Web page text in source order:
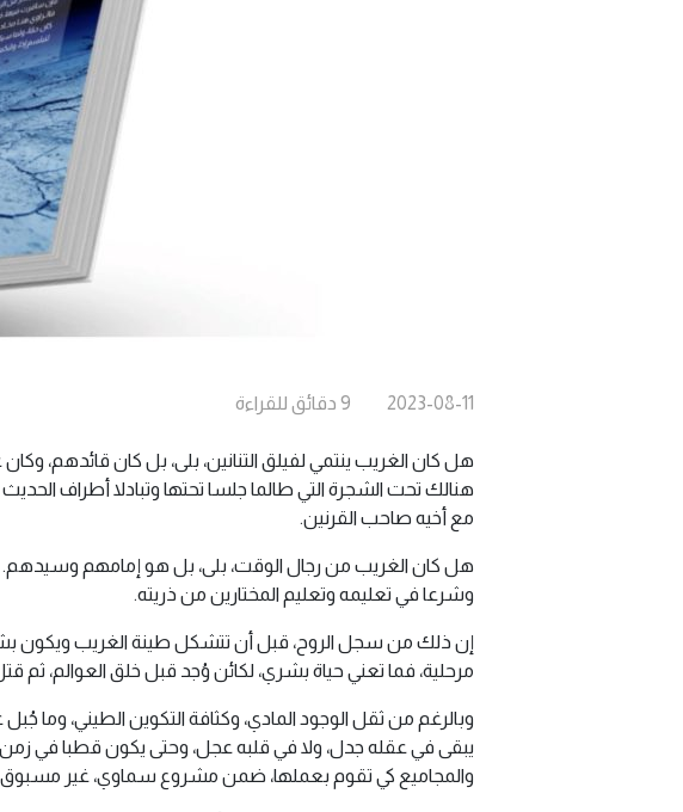
2023-08-11
9 دقائق للقراءة
هل كان الغريب ينتمي لفيلق التنانين، بلى، بل كان قائدهم،
هنالك تحت الشجرة التي طالما جلسا تحتها وتبادلا أطراف الحديث
مع أخيه صاحب القرنين.
هل كان الغريب من رجال الوقت، بلى، بل هو إمامهم وسيدهم.
وشرعا في تعليمه وتعليم المختارين من ذريته.
إن ذلك من سجل الروح، قبل أن تتشكل طينة الغريب ويكون
مرحلية، فما تعني حياة بشري، لكائن وُجد قبل خلق العوالم، ثم
وبالرغم من ثقل الوجود المادي، وكثافة التكوين الطيني،
يبقى في عقله جدل، ولا في قلبه عجل، وحتى يكون قطبا في زمن
والمجاميع كي تقوم بعملها، ضمن مشروع سماوي، غير